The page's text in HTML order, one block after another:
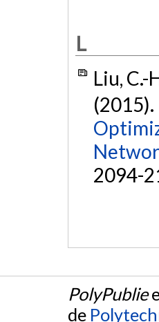
L
Liu, C.-
(2015).
2094-
PolyPublie
de